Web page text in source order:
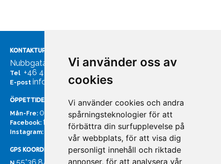
Vi använder oss av
cookies
Vi använder cookies och andra
spårningsteknologier för att
förbättra din surfupplevelse på
vår webbplats, för att visa dig
personligt innehåll och riktade
annonser, för att analysera vår
KONTAKTUPPGIFTER
Nubbgatan 7, 211 24 Malmö
Tel +46 40185561
E-post info@bachmans.se
ÖPPETTIDER
Mån-Fre: 07:00 - 16:00
Facebook: facebook.com/bachmans.se
Instagram: instagram.com/bachmans.se
GPS KOORDINATER